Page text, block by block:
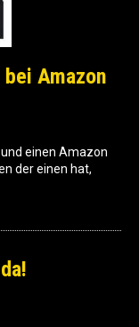
Amazon
und einen Amazon
der einen hat,